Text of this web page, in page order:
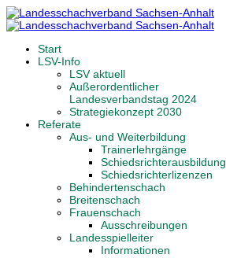
Start
LSV-Info
LSV aktuell
Außerordentlicher
Landesverbandstag 2024
Strategiekonzept 2030
Referate
Aus- und Weiterbildung
Trainerlehrgänge
Schiedsrichterausbildung
Schiedsrichterlizenzen
Behindertenschach
Breitenschach
Frauenschach
Ausschreibungen
Landesspielleiter
Informationen